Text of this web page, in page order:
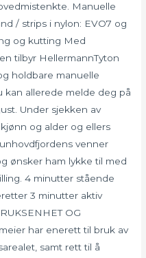
Manuelle
/ strips i nylon: EVO7 og
og kutting Med
tilbyr HellermannTyton
holdbare manuelle
kan allerede melde deg på
Under sjekken av
og alder og ellers
venner
ønsker ham lykke til med
4 minutter stående
3 minutter aktiv
OG
har enerett til bruk av
samt rett til å